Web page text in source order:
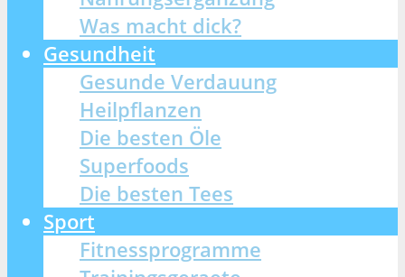
Was macht dick?
Gesundheit
Gesunde Verdauung
Heilpflanzen
Die besten Öle
Superfoods
Die besten Tees
Sport
Fitnessprogramme